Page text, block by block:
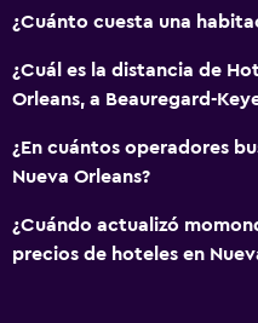
Salud y seguridad
Limpieza diaria
Caja fuerte
Lavandería
Plancha y tabla de planchar
¿Cuánto cuesta una
¿Cuál es la distancia de
Orleans, a Beauregard-
¿En cuántos operadores
Nueva Orleans?
¿Cuándo actualizó
precios de hoteles en